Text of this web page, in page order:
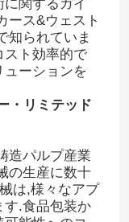
関するガイ
ース&ウェスト
知られていま
スト効率的で
ーションを
・リミテッド
造パルプ産業
の生産に数十
は,様々なアプ
す.食品包装か